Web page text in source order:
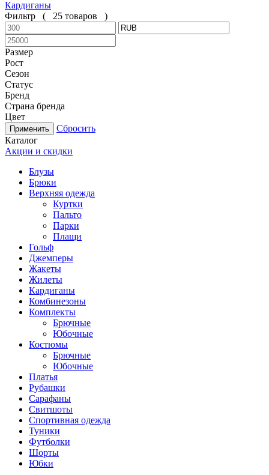
Кардиганы
Фильтр
( 25 товаров )
Размер
Рост
Сезон
Статус
Бренд
Страна бренда
Цвет
Сбросить
Каталог
Акции и скидки
Блузы
Брюки
Верхняя одежда
Куртки
Пальто
Парки
Плащи
Гольф
Джемперы
Жакеты
Жилеты
Кардиганы
Комбинезоны
Комплекты
Брючные
Юбочные
Костюмы
Брючные
Юбочные
Платья
Рубашки
Сарафаны
Свитшоты
Спортивная одежда
Туники
Футболки
Шорты
Юбки